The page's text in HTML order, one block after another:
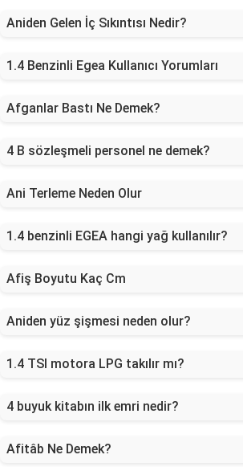
Aniden Gelen İç Sıkıntısı Nedir?
1.4 Benzinli Egea Kullanıcı Yorumları
Afganlar Bastı Ne Demek?
4 B sözleşmeli personel ne demek?
Ani Terleme Neden Olur
1.4 benzinli EGEA hangi yağ kullanılır?
Afiş Boyutu Kaç Cm
Aniden yüz şişmesi neden olur?
1.4 TSI motora LPG takılır mı?
4 buyuk kitabın ilk emri nedir?
Afitâb Ne Demek?